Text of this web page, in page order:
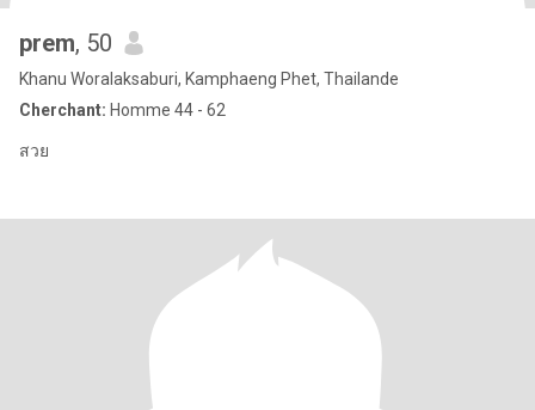
prem, 50
Khanu Woralaksaburi, Kamphaeng Phet, Thailande
Cherchant: Homme 44 - 62
สวย